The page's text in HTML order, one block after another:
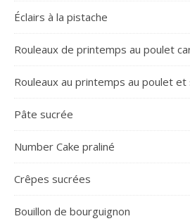
Éclairs à la pistache
Rouleaux de printemps au poulet
Rouleaux au printemps au poulet et
Pâte sucrée
Number Cake praliné
Crêpes sucrées
Bouillon de bourguignon